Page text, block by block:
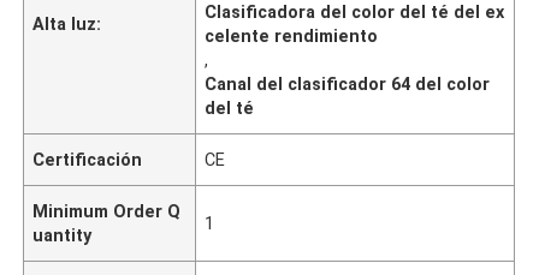
Alta luz:
Clasificadora del color del té del ex
celente rendimiento
,
Canal del clasificador 64 del color
del té
Certificación CE
Minimum Order Q
uantity
1